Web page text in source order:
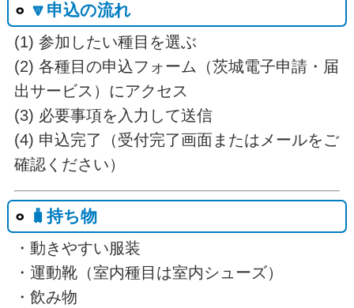
🔽申込の流れ
(1) 参加したい種目を選ぶ
(2) 各種目の申込フォーム（茨城電子申請・届
出サービス）にアクセス
(3) 必要事項を入力して送信
(4) 申込完了（受付完了画面またはメールをご
確認ください）
🧳持ち物
・動きやすい服装
・運動靴（室内種目は室内シューズ）
・飲み物